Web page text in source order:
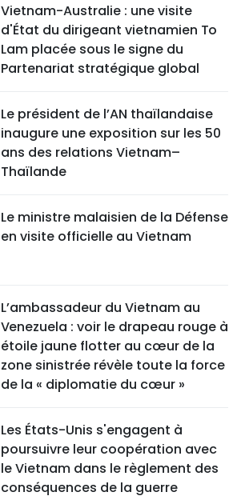
Vietnam-Australie : une visite
d'État du dirigeant vietnamien To
Lam placée sous le signe du
Partenariat stratégique global
Le président de l’AN thaïlandaise
inaugure une exposition sur les 50
ans des relations Vietnam–
Thaïlande
Le ministre malaisien de la Défense
en visite officielle au Vietnam
L’ambassadeur du Vietnam au
Venezuela : voir le drapeau rouge à
étoile jaune flotter au cœur de la
zone sinistrée révèle toute la force
de la « diplomatie du cœur »
Les États-Unis s'engagent à
poursuivre leur coopération avec
le Vietnam dans le règlement des
conséquences de la guerre